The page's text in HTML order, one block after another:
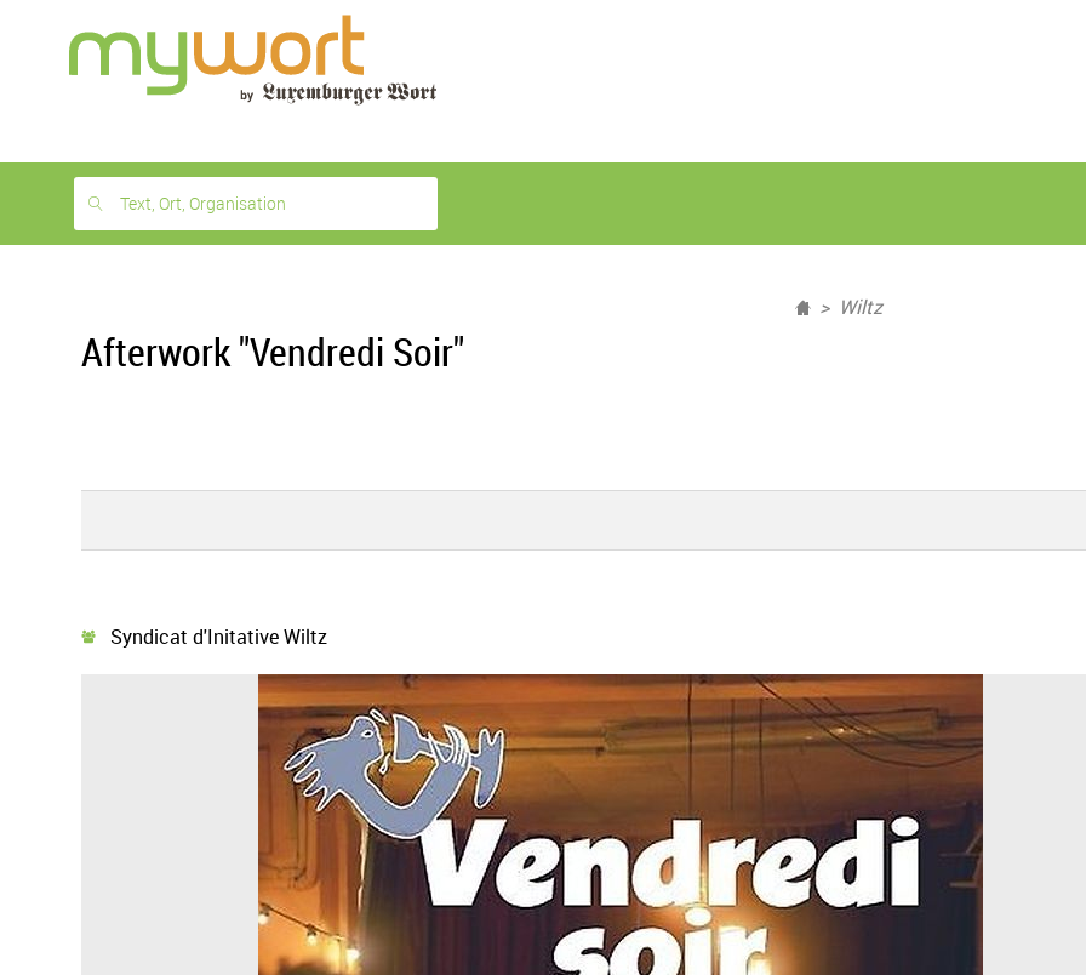
month
free
Text, Ort, Organisation
Wiltz
Afterwork "Vendredi Soir"
Syndicat d'Initative Wiltz